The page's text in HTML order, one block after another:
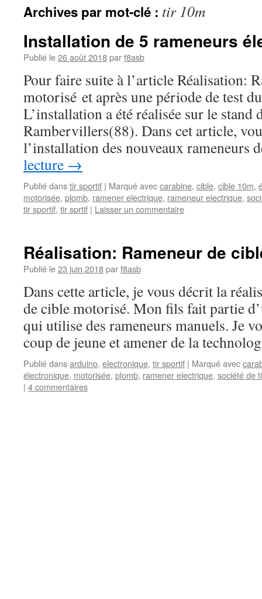
Archives par mot-clé : tir 10m
Installation de 5 rameneurs
Publié le26 août 2018parf8asb
Pour faire suite à l’article Réalisation:
motorisé et après une période de test
L’installation a été réalisée sur le stand
Rambervillers(88). Dans cet article,
l’installation des nouveaux
lecture →
Publié danstir sportif | Marqué aveccarabine, cible, cible 10m,
motorisée, plomb, ramener electrique, rameneur electrique,
tir sportif, tir sprtif | Laisser un commentaire
Réalisation: Rameneur de
Publié le23 juin 2018parf8asb
Dans cette article, je vous décrit la
de cible motorisé. Mon fils fait partie
qui utilise des rameneurs manuels. Je
coup de jeune et amener de la
Publié dansarduino, electronique, tir sportif | Marqué avec
électronique, motorisée, plomb, ramener electrique, société de
| 4 commentaires